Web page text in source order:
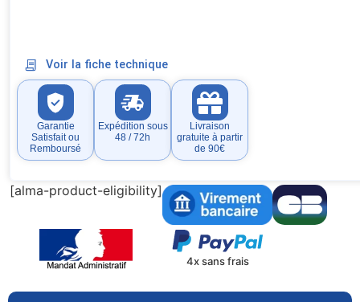
Voir la fiche technique
Garantie
Satisfait ou
Remboursé
Expédition sous
48 / 72h
Livraison
gratuite à partir
de 90€
[alma-product-eligibility]
4x sans frais